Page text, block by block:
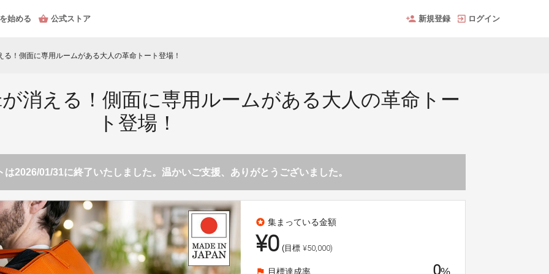
始める 公式ストア 新規登録 ログイン
！側面に専用ルームがある大人の革命トート登場！
消える！側面に専用ルームがある大人の革命トー
ト登場！
は2026/01/31に終了いたしました。温かいご支援、ありがとうございました。
stars 集まっている金額
¥0 (目標 ¥50,000)
flag 目標達成率 0%